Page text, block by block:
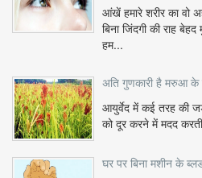
आंखें हमारे शरीर का वो
बिना जिंदगी की राह
हम...
अति गुणकारी है मरुआ के
आयुर्वेद में कई तरह की
को दूर करने में मदद
घर पर बिना मशीन के